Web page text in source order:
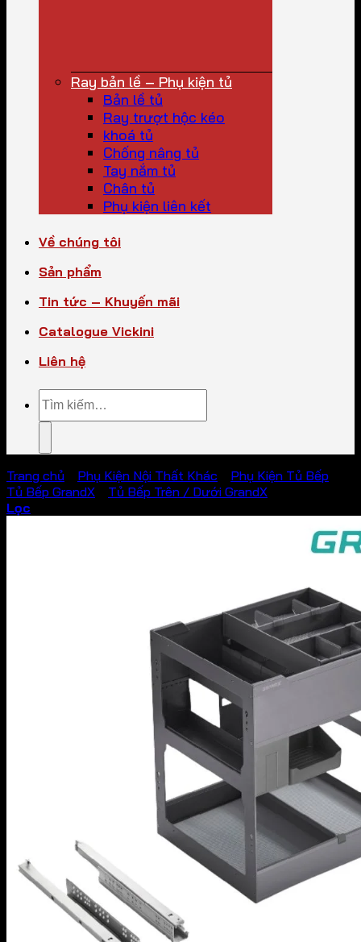
Ray bản lề – Phụ kiện tủ
Bản lề tủ
Ray trượt hộc kéo
khoá tủ
Chống nâng tủ
Tay nắm tủ
Chân tủ
Phụ kiện liên kết
Về chúng tôi
Sản phẩm
Tin tức – Khuyến mãi
Catalogue Vickini
Liên hệ
Tìm
kiếm:
Trang chủ Phụ Kiện Nội Thất Khác Phụ Kiện Tủ Bếp
Tủ Bếp GrandX
Tủ Bếp Trên / Dưới GrandX
Lọc